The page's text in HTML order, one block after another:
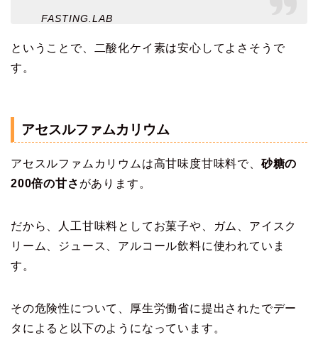
FASTING.LAB
ということで、二酸化ケイ素は安心してよさそうで
す。
アセスルファムカリウム
アセスルファムカリウムは高甘味度甘味料で、 砂糖の
200倍の甘さ があります。
だから、人工甘味料としてお菓子や、ガム、アイスク
リーム、ジュース、アルコール飲料に使われていま
す。
その危険性について、厚生労働省に提出されたでデー
タによると以下のようになっています。